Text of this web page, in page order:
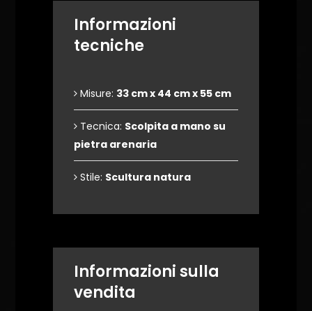
Informazioni
tecniche
Misure: 33 cm x 44 cm x 55 cm
Tecnica: Scolpita a mano su
pietra arenaria
Stile: Scultura natura
Informazioni sulla
vendita